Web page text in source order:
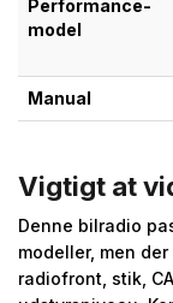
Performance-
model
Manual
Vigtigt at
Denne bilradio
modeller, men
radiofront, stik,